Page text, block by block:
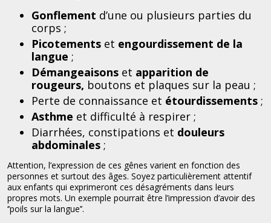
Gonflement d’une ou plusieurs parties du
corps ;
Picotements et engourdissement de la
langue ;
Démangeaisons et apparition de
rougeurs, boutons et plaques sur la peau ;
Perte de connaissance et étourdissements ;
Asthme et difficulté à respirer ;
Diarrhées, constipations et douleurs
abdominales ;
Attention, l’expression de ces gênes varient en fonction des
personnes et surtout des âges. Soyez particulièrement attentif
aux enfants qui exprimeront ces désagréments dans leurs
propres mots. Un exemple pourrait être l’impression d’avoir des
‘’poils sur la langue’’.